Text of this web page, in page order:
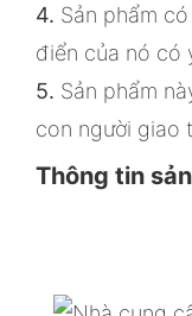
4. Sản phẩm
điển của nó có
5. Sản phẩm
con người giao
Thông tin